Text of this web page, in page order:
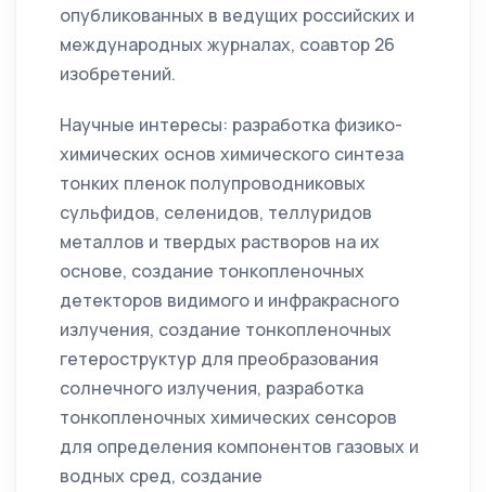
опубликованных в ведущих российских и
международных журналах, соавтор 26
изобретений.
Научные интересы: разработка физико-
химических основ химического синтеза
тонких пленок полупроводниковых
сульфидов, селенидов, теллуридов
металлов и твердых растворов на их
основе, создание тонкопленочных
детекторов видимого и инфракрасного
излучения, создание тонкопленочных
гетероструктур для преобразования
солнечного излучения, разработка
тонкопленочных химических сенсоров
для определения компонентов газовых и
водных сред, создание